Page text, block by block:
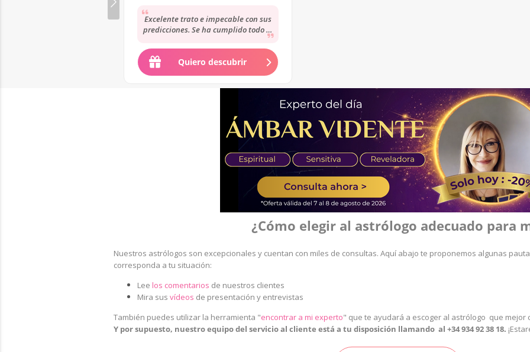
Excelente trato e impecable con sus
predicciones. Se ha cumplido todo lo
agradecida
Quiero descubrir
¿Cómo elegir al astrólogo adecuado para
Nuestros astrólogos son excepcionales y cuentan con miles de consultas. Aquí abajo te proponemos algunas
corresponda a tu situación:
Lee los comentarios de nuestros clientes
Mira sus vídeos de presentación y entrevistas
También puedes utilizar la herramienta "encontrar a mi experto" que te ayudará a escoger al astrólogo que mejor
Y por supuesto, nuestro equipo del servicio al cliente está a tu disposición llamando al +34 934 92 38 18.